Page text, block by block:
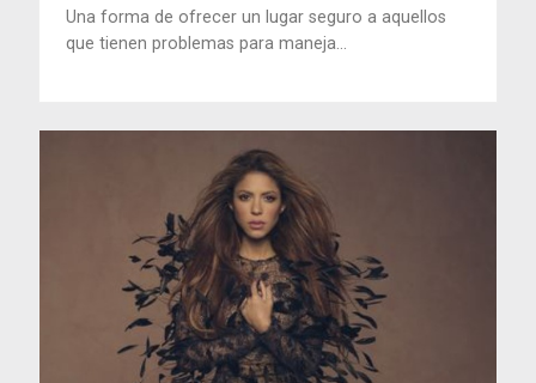
Una forma de ofrecer un lugar seguro a aquellos
que tienen problemas para maneja...